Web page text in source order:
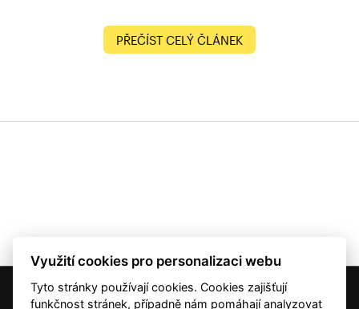
PŘEČÍST CELÝ ČLÁNEK
© 2001 — 2026 Copyright CMI News a dodavatelé obsahu. |
Využití cookies pro personalizaci webu
Tyto stránky používají cookies. Cookies zajišťují
funkčnost stránek, případně nám pomáhají analyzovat